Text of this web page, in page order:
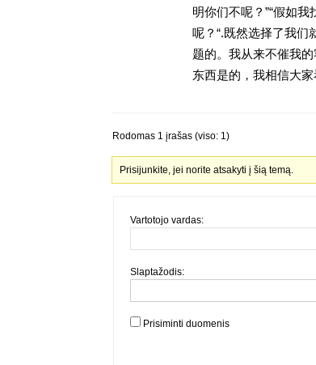
明你们不呢？”“假如
呢？“.既然选择了我们
题的。我从来不催我
东西是的，我相信大
Rodomas 1 įrašas (viso: 1)
Prisijunkite, jei norite atsakyti į šią temą.
Vartotojo vardas:
Slaptažodis:
Prisiminti duomenis